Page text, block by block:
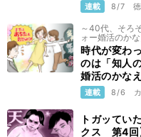
連載 8/7
～40代、そろ
ォー婚活のか
時代が変わ
のは「知人
婚活のかな
連載 8/6
トガッてい
クス 第4回